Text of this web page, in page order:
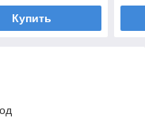
Купить